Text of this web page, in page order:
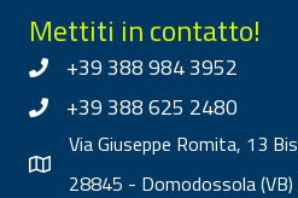
Mettiti in contatto!
+39 388 984 3952
+39 388 625 2480
Via Giuseppe Romita, 13 Bis
28845 - Domodossola (VB)